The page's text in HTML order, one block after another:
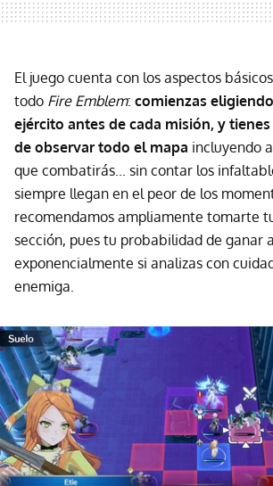
El juego cuenta con los aspectos
todo Fire Emblem: comienzas
ejército antes de cada misión, y
de observar todo el mapa incluyendo
que combatirás... sin contar los
siempre llegan en el peor de los
recomendamos ampliamente tomarte
sección, pues tu probabilidad de ganar
exponencialmente si analizas con
enemiga.